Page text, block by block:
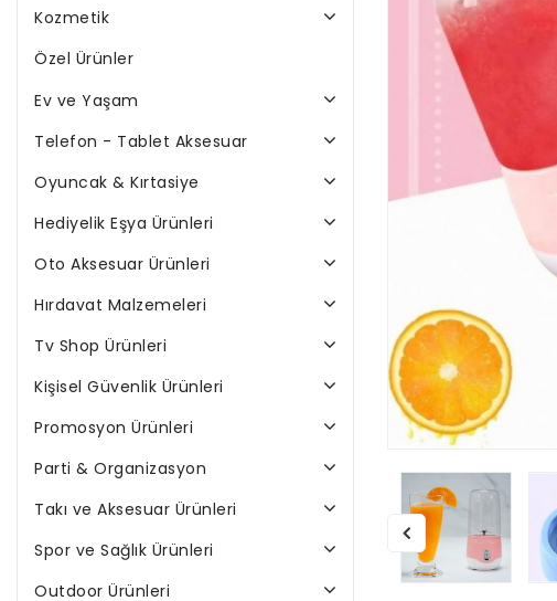
Kozmetik
Özel Ürünler
Ev ve Yaşam
Telefon - Tablet Aksesuar
Oyuncak & Kırtasiye
Hediyelik Eşya Ürünleri
Oto Aksesuar Ürünleri
Hırdavat Malzemeleri
Tv Shop Ürünleri
Kişisel Güvenlik Ürünleri
Promosyon Ürünleri
Parti & Organizasyon
Takı ve Aksesuar Ürünleri
Spor ve Sağlık Ürünleri
Outdoor Ürünleri